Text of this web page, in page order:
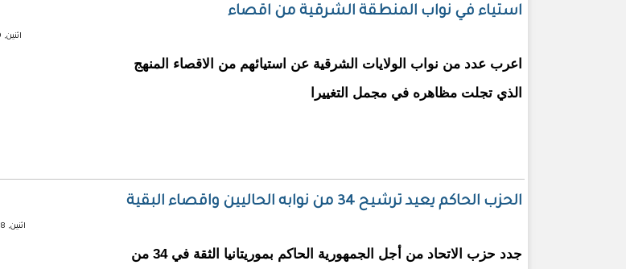
استياء في نواب المنطقة الشرقية من اقصاء
اثنين, 21/10/2019 - 19:49
اعرب عدد من نواب الولايات الشرقية عن استيائهم من الاقصاء المنهج
الذي تجلت مظاهره في مجمل التغييرا
الحزب الحاكم يعيد ترشيح 34 من نوابه الحاليين واقصاء البقية
اثنين, 09/07/2018 - 09:39
جدد حزب الاتحاد من أجل الجمهورية الحاكم بموريتانيا الثقة في 34 من